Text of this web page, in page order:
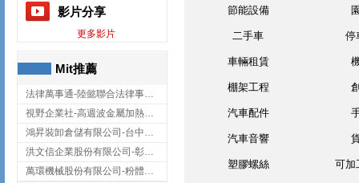
影片分享
更多影片
Mit推薦
法律萬事通-陸懿聯合法律事務所
視野企業社-高週波金屬加熱設備,彰化高週波金屬加熱設備
鴻昇裝卸倉儲有限公司-台中貨櫃裝卸
洪文信企業股份有限公司-彰化鋅合金鑄造,彰化五金加工,彰化五金配件
萬環機械股份有限公司-粉體塗裝設備,輸送機,輸送機設備,台南輸送機
節能設備
二手車 停
車輛租賃
棚架工程
汽車配件
汽車音響
塑膠螺絲 可加